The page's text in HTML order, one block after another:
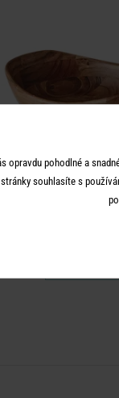
ACACIA
opravdu pohodlné a
souhlasíte s